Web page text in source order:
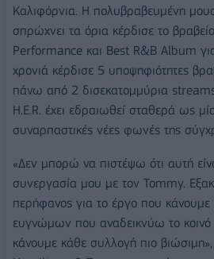
Καλιφόρνια. Η πολυβραβευμένη
σπρώχνει τα όρια κέρδισε το
Performance και Best R&B Album
χρονιά κέρδισε 5 υποψηφιότητες
πάνω από 2 δισεκατομμύρια
H.E.R. έχει εδραιωθεί σταθερά ως
συναρπαστικές νέες φωνές της
«Δεν μπορώ να πιστέψω ότι αυτή
συνεργασία μου με τον Tommy.
περήφανος για το έργο που κάνουμε
ευγνώμων που αναδεικνύω το
κάνουμε κάθε συλλογή πιο